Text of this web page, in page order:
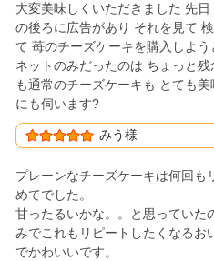
大変美味しくいただきました 先
の後ろに広告があり それを見て
て 苺のチーズケーキを購入しよ
ネットのみだったのは ちょっと
も通常のチーズケーキも とても
にも伺います?
みう様
プレーンなチーズケーキは何回も
めてでした。
甘ったるいかな。。と思っていた
みでこれもリピートしたくなるお
でかわいいです。